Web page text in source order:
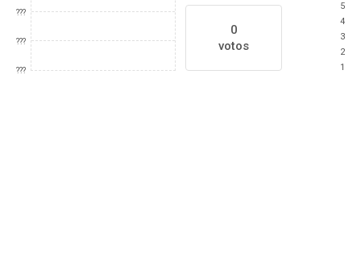
???
???
???
0
votos
5
4
3
2
1